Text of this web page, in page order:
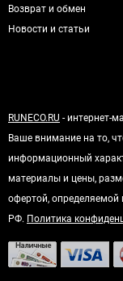
Возврат и обмен
Новости и статьи
RUNECO.RU - интернет-
Ваше внимание на то,
информационный
материалы и цены,
офертой, определяемой
РФ. Политика